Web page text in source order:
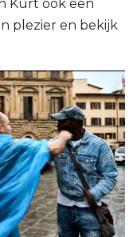
Kurt ook een
plezier en bekijk